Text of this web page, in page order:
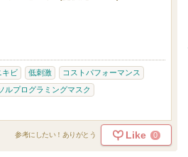
キビ 低刺激 コストパフォーマンス
ルプログラミングマスク
参考にしたい！ありがとう Like 0